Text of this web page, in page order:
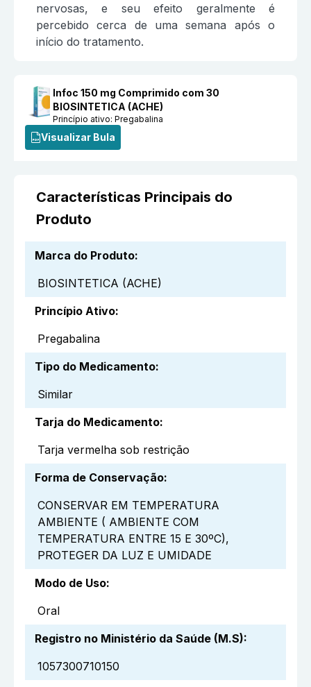
nervosas, e seu efeito geralmente é
percebido cerca de uma semana após o
início do tratamento.
Infoc 150 mg Comprimido com 30
BIOSINTETICA (ACHE)
Princípio ativo:Pregabalina
Visualizar Bula
Características Principais do
Produto
Marca do Produto:
BIOSINTETICA (ACHE)
Princípio Ativo:
Pregabalina
Tipo do Medicamento:
Similar
Tarja do Medicamento:
Tarja vermelha sob restrição
Forma de Conservação:
CONSERVAR EM TEMPERATURA
AMBIENTE ( AMBIENTE COM
TEMPERATURA ENTRE 15 E 30ºC),
PROTEGER DA LUZ E UMIDADE
Modo de Uso:
Oral
Registro no Ministério da Saúde (M.S):
1057300710150